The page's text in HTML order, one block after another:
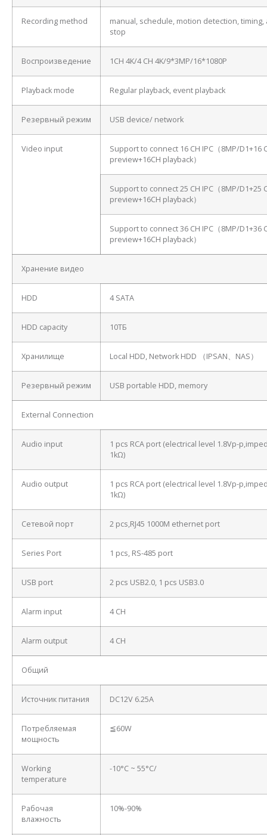
Recording method
manual, schedule, motion detection, timing,
stop
Воспроизведение 1CH 4K/4 CH 4K/9*3MP/16*1080P
Playback mode Regular playback, event playback
Резервный режим USB device/ network
Video input
Support to connect 16 CH IPC（8MP/D1+16
preview+16CH playback）
Support to connect 25 CH IPC（8MP/D1+25
preview+16CH playback）
Support to connect 36 CH IPC（8MP/D1+36
preview+16CH playback）
Хранение видео
HDD 4 SATA
HDD capacity 10ТБ
Хранилище Local HDD, Network HDD （IPSAN、NAS）
Резервный режим USB portable HDD, memory
External Connection
Audio input
1 pcs RCA port (electrical level 1.8Vp-
1kΩ)
Audio output
1 pcs RCA port (electrical level 1.8Vp-
1kΩ)
Сетевой порт 2 pcs,RJ45 1000M ethernet port
Series Port 1 pcs, RS-485 port
USB port 2 pcs USB2.0, 1 pcs USB3.0
Alarm input 4 CH
Alarm output 4 CH
Общий
Источник питания DC12V 6.25A
Потребляемая
мощность
≦60W
Working
temperature
-10°C ~ 55°C/
Рабочая
влажность
10%-90%